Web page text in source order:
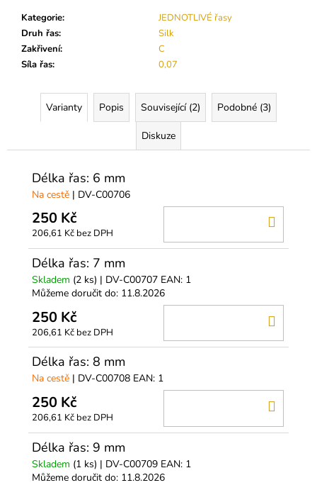
Kategorie:
JEDNOTLIVÉ řasy
Druh řas:
Silk
Zakřivení:
C
Síla řas: 0,07
Varianty Popis Související (2) Podobné (3)
Diskuze
Délka řas: 6 mm
Na cestě | DV-C00706
250 Kč
206,61 Kč bez DPH
Délka řas: 7 mm
Skladem (2 ks) | DV-C00707 EAN: 1
Můžeme doručit do: 11.8.2026
250 Kč
206,61 Kč bez DPH
Délka řas: 8 mm
Na cestě | DV-C00708 EAN: 1
250 Kč
206,61 Kč bez DPH
Délka řas: 9 mm
Skladem (1 ks) | DV-C00709 EAN: 1
Můžeme doručit do: 11.8.2026
u
u
PODLOŽKY
OČI
KOLAGENEM
(SYMETRICKÉ
BÍLÉ)
140